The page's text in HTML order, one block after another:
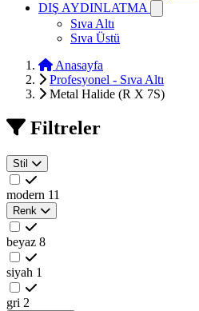
DIŞ AYDINLATMA
Sıva Altı
Sıva Üstü
Anasayfa
Profesyonel - Sıva Altı
Metal Halide (R X 7S)
Filtreler
Stil
modern 11
Renk
beyaz 8
siyah 1
gri 2